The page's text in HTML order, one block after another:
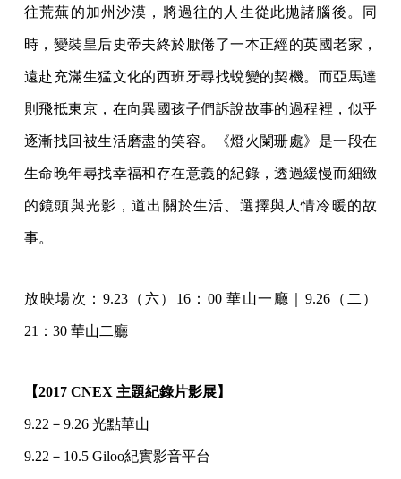
往荒蕪的加州沙漠，將過往的人生從此拋諸腦後。同
時，變裝皇后史帝夫終於厭倦了一本正經的英國老家，
遠赴充滿生猛文化的西班牙尋找蛻變的契機。而亞馬達
則飛抵東京，在向異國孩子們訴說故事的過程裡，似乎
逐漸找回被生活磨盡的笑容。《燈火闌珊處》是一段在
生命晚年尋找幸福和存在意義的紀錄，透過緩慢而細緻
的鏡頭與光影，道出關於生活、選擇與人情冷暖的故
事。
放映場次：9.23（六）16：00 華山一廳｜9.26（二）
21：30 華山二廳
【2017 CNEX 主題紀錄片影展】
9.22－9.26 光點華山
9.22－10.5 Giloo紀實影音平台